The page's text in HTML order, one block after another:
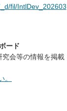
fil/IntlDev_202603
ード
会等の情報を掲載